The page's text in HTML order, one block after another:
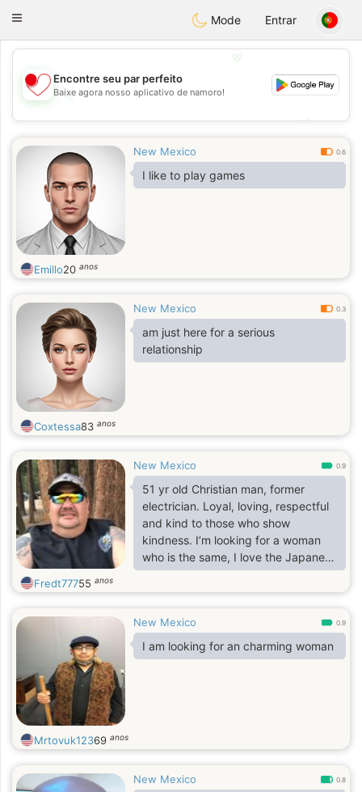
日本Chat
Toggle
Mode Entrar
💖
💕
Encontre seu par perfeito
Baixe agora nosso aplicativo de namoro!
New Mexico 0.6
I like to play games
Emillo20 anos
New Mexico 0.3
am just here for a serious
relationship
Coxtessa83 anos
New Mexico 0.9
51 yr old Christian man, former
electrician. Loyal, loving, respectful
and kind to those who show
kindness. I’m looking for a woman
who is the same, I love the Japanese
culture and want to learn more
about it, I also want to meet my best
relationship. I’m not looking to play
games with your head and heart, I
hope you like to laugh because once
Fredt77755 anos
New Mexico 0.9
I am looking for an charming woman
Mrtovuk12369 anos
New Mexico 0.8